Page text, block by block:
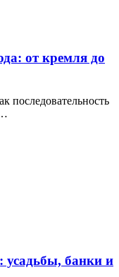
от кремля до
последовательность
банки и